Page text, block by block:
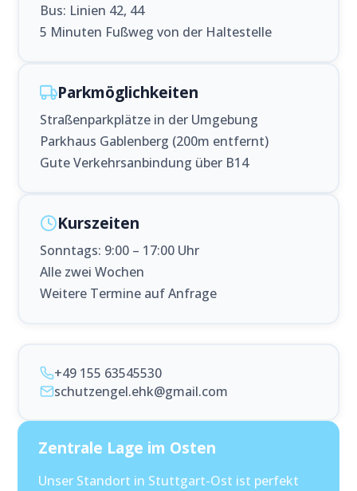
Bus: Linien 42, 44
5 Minuten Fußweg von der Haltestelle
Parkmöglichkeiten
Straßenparkplätze in der Umgebung
Parkhaus Gablenberg (200m entfernt)
Gute Verkehrsanbindung über B14
Kurszeiten
Sonntags: 9:00 – 17:00 Uhr
Alle zwei Wochen
Weitere Termine auf Anfrage
+49 155 63545530
schutzengel.ehk@gmail.com
Zentrale Lage im Osten
Unser Standort in Stuttgart-Ost ist perfekt